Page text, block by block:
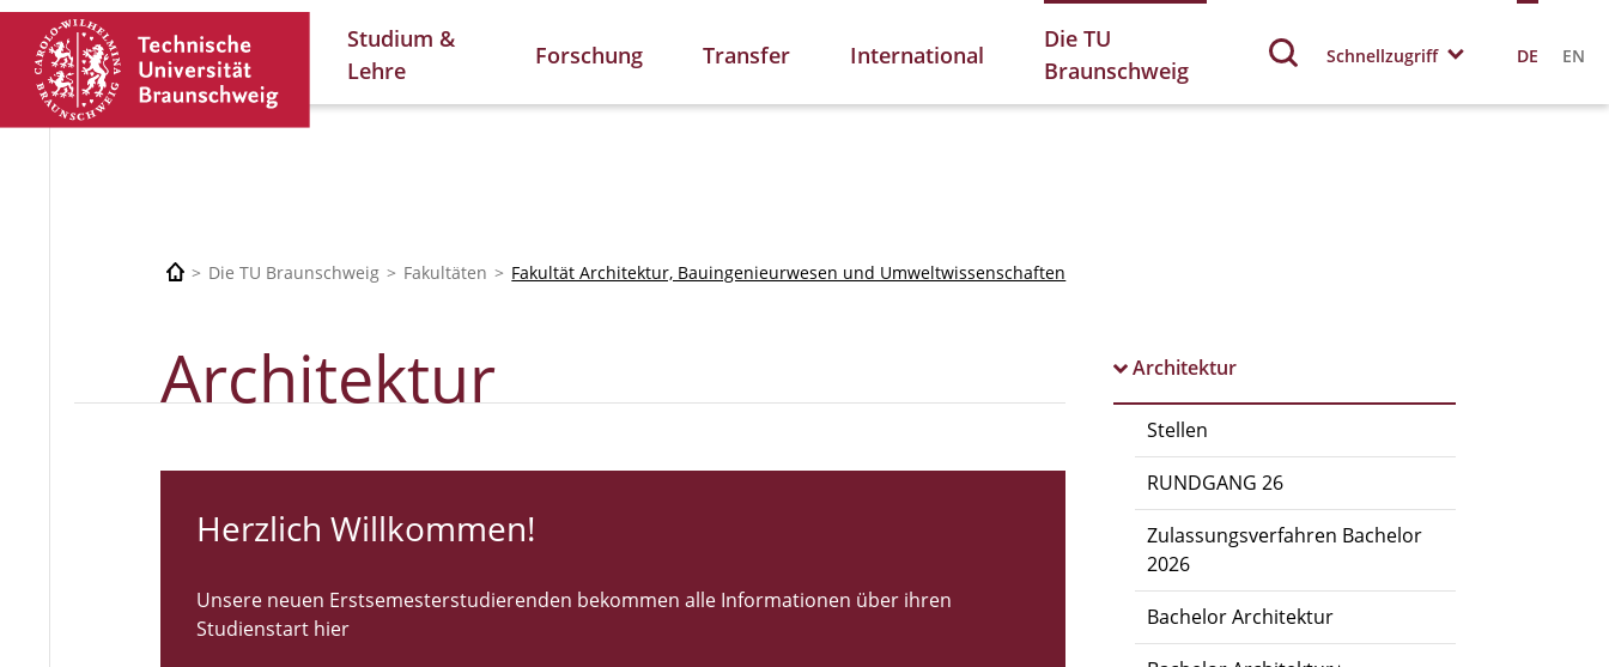
Studium &
Lehre
Forschung Transfer International
Die TU
Braunschweig
Schnellzugriff DE EN
Die TU Braunschweig Fakultäten Fakultät Architektur, Bauingenieurwesen und Umweltwissenschaften
Architektur
Stellen
RUNDGANG 26
Zulassungsverfahren Bachelor
2026
Bachelor Architektur
Architektur
Herzlich Willkommen!
Unsere neuen Erstsemesterstudierenden bekommen alle Informationen über ihren
Studienstart hier